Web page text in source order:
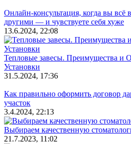
Онлайн-консультация, когда вы всё
другими — и чувствуете себя хуже
13.6.2024, 22:08
Тепловые завесы. Преимущества
Установки
31.5.2024, 17:36
Как правильно оформить договор
участок
3.4.2024, 22:13
Выбираем качественную
21.7.2023, 11:02